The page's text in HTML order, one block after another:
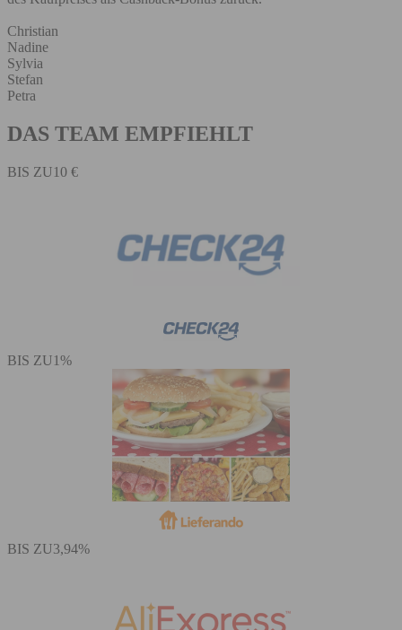
Christian
Nadine
Sylvia
Stefan
Petra
DAS TEAM EMPFIEHLT
BIS ZU10 €
BIS ZU1%
BIS ZU3,94%